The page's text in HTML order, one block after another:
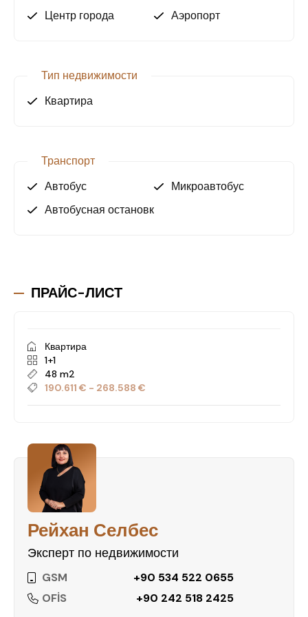
Свяжитесь с нами уже сегодня, чтобы узнать
Центр города
Аэропорт
Тип недвижимости
Квартира
Транспорт
Автобус
Микроавтобус
Автобусная остановка
ПРАЙС-ЛИСТ
Квартира
1+1
48 m2
190.611 € - 268.588 €
Рейхан Селбес
Эксперт по недвижимости
GSM
+90 534 522 0655
OFİS
+90 242 518 2425